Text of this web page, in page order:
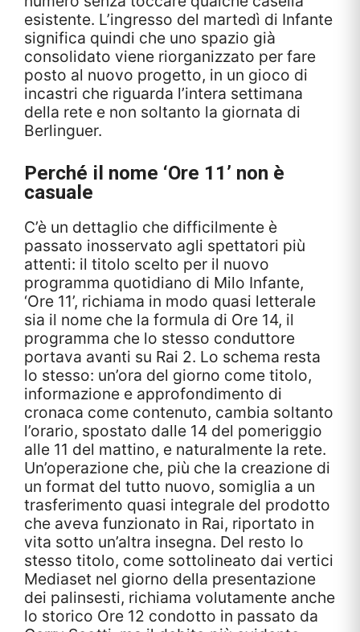
esistente. L’ingresso del martedì di Infante
significa quindi che uno spazio già
consolidato viene riorganizzato per fare
posto al nuovo progetto, in un gioco di
incastri che riguarda l’intera settimana
della rete e non soltanto la giornata di
Berlinguer.
Perché il nome ‘Ore 11’ non è
casuale
C’è un dettaglio che difficilmente è
passato inosservato agli spettatori più
attenti: il titolo scelto per il nuovo
programma quotidiano di Milo Infante,
‘Ore 11’, richiama in modo quasi letterale
sia il nome che la formula di Ore 14, il
programma che lo stesso conduttore
portava avanti su Rai 2. Lo schema resta
lo stesso: un’ora del giorno come titolo,
informazione e approfondimento di
cronaca come contenuto, cambia soltanto
l’orario, spostato dalle 14 del pomeriggio
alle 11 del mattino, e naturalmente la rete.
Un’operazione che, più che la creazione di
un format del tutto nuovo, somiglia a un
trasferimento quasi integrale del prodotto
che aveva funzionato in Rai, riportato in
vita sotto un’altra insegna. Del resto lo
stesso titolo, come sottolineato dai vertici
Mediaset nel giorno della presentazione
dei palinsesti, richiama volutamente anche
lo storico Ore 12 condotto in passato da